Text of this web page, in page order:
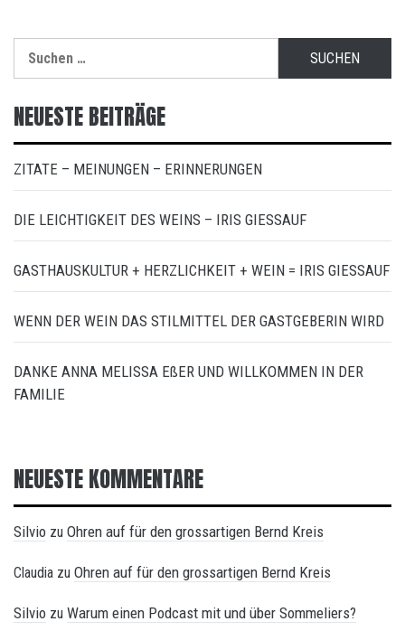
nach:
NEUESTE BEITRÄGE
ZITATE – MEINUNGEN – ERINNERUNGEN
DIE LEICHTIGKEIT DES WEINS – IRIS GIESSAUF
GASTHAUSKULTUR + HERZLICHKEIT + WEIN = IRIS GIESSAUF
WENN DER WEIN DAS STILMITTEL DER GASTGEBERIN WIRD
DANKE ANNA MELISSA EßER UND WILLKOMMEN IN DER
FAMILIE
NEUESTE KOMMENTARE
Silvio zu Ohren auf für den grossartigen Bernd Kreis
Claudia zu Ohren auf für den grossartigen Bernd Kreis
Silvio zu Warum einen Podcast mit und über Sommeliers?